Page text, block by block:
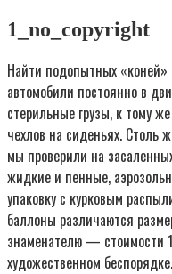
1_no_copyright
Найти подопытных
автомобили постоянно в
стерильные грузы, к тому
чехлов на сиденьях. Столь
мы проверили на
жидкие и пенные,
упаковку с курковым
баллоны различаются
знаменателю —
художественном беспорядке.